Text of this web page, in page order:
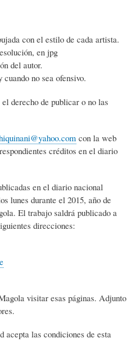
con el estilo de cada artista.
en jpg
del autor.
no sea ofensivo.
derecho de publicar o no las
con la web
créditos en el diario
en el diario nacional
lunes durante el 2015, año de
El trabajo saldrá publicado a
direcciones:
visitar esas páginas. Adjunto
acepta las condiciones de esta